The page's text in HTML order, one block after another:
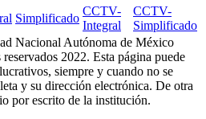
Simplificado
CCTV-
Integral
CCTV-
Simplificado
Nacional Autónoma de México
2022. Esta página puede
siempre y cuando no se
y su dirección electrónica. De otra
por escrito de la institución.